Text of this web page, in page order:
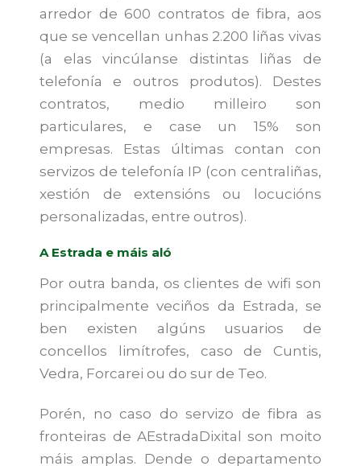
arredor de 600 contratos de fibra, aos
que se vencellan unhas 2.200 liñas vivas
(a elas vincúlanse distintas liñas de
telefonía e outros produtos). Destes
contratos, medio milleiro son
particulares, e case un 15% son
empresas. Estas últimas contan con
servizos de telefonía IP (con centraliñas,
xestión de extensións ou locucións
personalizadas, entre outros).
A Estrada e máis aló
Por outra banda, os clientes de wifi son
principalmente veciños da Estrada, se
ben existen algúns usuarios de
concellos limítrofes, caso de Cuntis,
Vedra, Forcarei ou do sur de Teo.
Porén, no caso do servizo de fibra as
fronteiras de AEstradaDixital son moito
máis amplas. Dende o departamento